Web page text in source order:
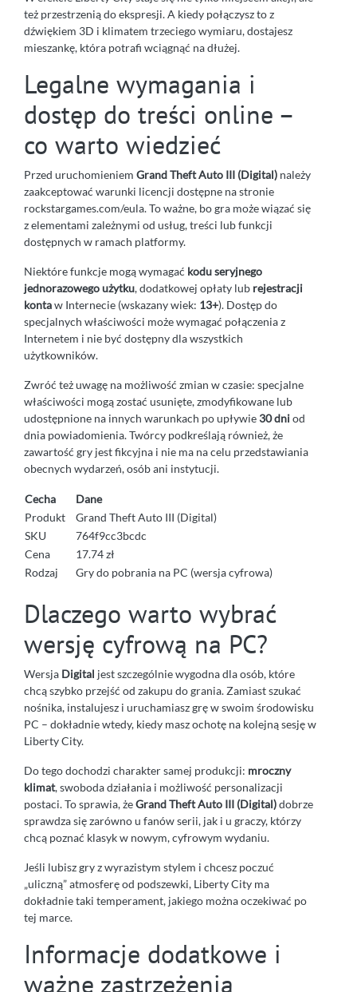
też przestrzenią do ekspresji. A kiedy połączysz to z
dźwiękiem 3D i klimatem trzeciego wymiaru, dostajesz
mieszankę, która potrafi wciągnąć na dłużej.
Legalne wymagania i
dostęp do treści online –
co warto wiedzieć
Przed uruchomieniem Grand Theft Auto III (Digital) należy
zaakceptować warunki licencji dostępne na stronie
rockstargames.com/eula. To ważne, bo gra może wiązać się
z elementami zależnymi od usług, treści lub funkcji
dostępnych w ramach platformy.
Niektóre funkcje mogą wymagać kodu seryjnego
jednorazowego użytku, dodatkowej opłaty lub rejestracji
kontaw Internecie (wskazany wiek: 13+). Dostęp do
specjalnych właściwości może wymagać połączenia z
Internetem i nie być dostępny dla wszystkich
użytkowników.
Zwróć też uwagę na możliwość zmian w czasie: specjalne
właściwości mogą zostać usunięte, zmodyfikowane lub
udostępnione na innych warunkach po upływie30 dniod
dnia powiadomienia. Twórcy podkreślają również, że
zawartość gry jest fikcyjna i nie ma na celu przedstawiania
obecnych wydarzeń, osób ani instytucji.
Cecha
Dane
Produkt
Grand Theft Auto III (Digital)
SKU
764f9cc3bcdc
Cena
17.74 zł
Rodzaj
Gry do pobrania na PC (wersja cyfrowa)
Dlaczego warto wybrać
wersję cyfrową na PC?
Wersja Digital jest szczególnie wygodna dla osób, które
chcą szybko przejść od zakupu do grania. Zamiast szukać
nośnika, instalujesz i uruchamiasz grę w swoim środowisku
PC – dokładnie wtedy, kiedy masz ochotę na kolejną sesję w
Liberty City.
Do tego dochodzi charakter samej produkcji: mroczny
klimat, swoboda działania i możliwość personalizacji
postaci. To sprawia, żeGrand Theft Auto III (Digital)dobrze
sprawdza się zarówno u fanów serii, jak i u graczy, którzy
chcą poznać klasyk w nowym, cyfrowym wydaniu.
Jeśli lubisz gry z wyrazistym stylem i chcesz poczuć
„uliczną” atmosferę od podszewki, Liberty City ma
dokładnie taki temperament, jakiego można oczekiwać po
tej marce.
Informacje dodatkowe i
ważne zastrzeżenia